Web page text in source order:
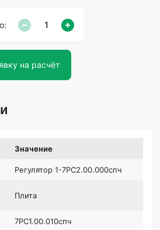
Добавить в заявку на расчёт
Значение
Регулятор 1-7РС2.00.000спч
Плита
7РС1.00.010спч